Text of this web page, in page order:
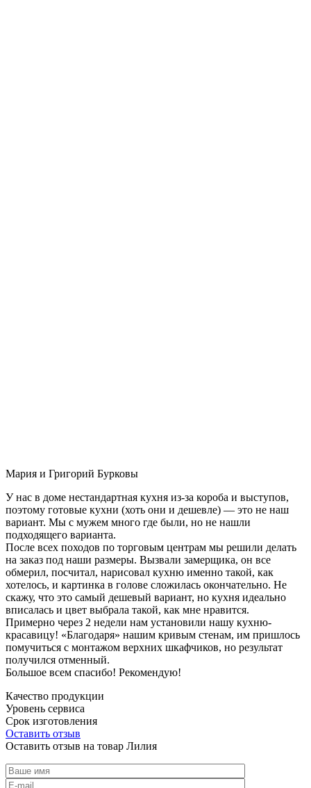
Мария и Григорий Бурковы
У нас в доме нестандартная кухня из-за короба и выступов,
поэтому готовые кухни (хоть они и дешевле) — это не наш
вариант. Мы с мужем много где были, но не нашли
подходящего варианта.
После всех походов по торговым центрам мы решили делать
на заказ под наши размеры. Вызвали замерщика, он все
обмерил, посчитал, нарисовал кухню именно такой, как
хотелось, и картинка в голове сложилась окончательно. Не
скажу, что это самый дешевый вариант, но кухня идеально
вписалась и цвет выбрала такой, как мне нравится.
Примерно через 2 недели нам установили нашу кухню-
красавицу! «Благодаря» нашим кривым стенам, им пришлось
помучиться с монтажом верхних шкафчиков, но результат
получился отменный.
Большое всем спасибо! Рекомендую!
Качество продукции
Уровень сервиса
Срок изготовления
Оставить отзыв
Оставить отзыв на товар Лилия